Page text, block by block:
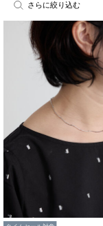
さらに絞り込む